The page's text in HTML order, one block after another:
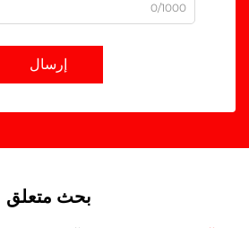
0/1000
إرسال
بحث متعلق